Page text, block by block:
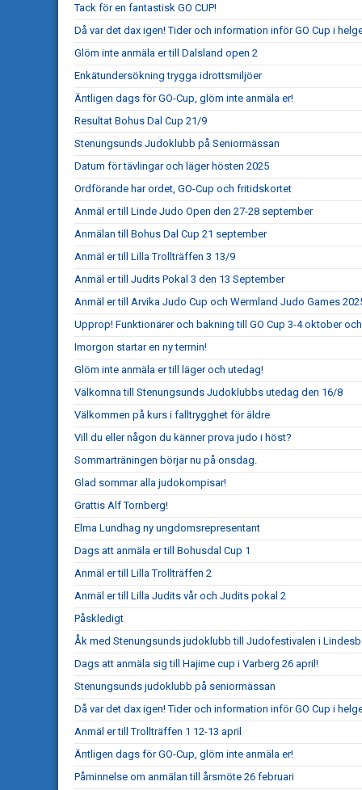
Tack för en fantastisk GO CUP!
Då var det dax igen! Tider och information inför GO Cup i
Glöm inte anmäla er till Dalsland open 2
Enkätundersökning trygga idrottsmiljöer
Äntligen dags för GO-Cup, glöm inte anmäla er!
Resultat Bohus Dal Cup 21/9
Stenungsunds Judoklubb på Seniormässan
Datum för tävlingar och läger hösten 2025
Ordförande har ordet, GO-Cup och fritidskortet
Anmäl er till Linde Judo Open den 27-28 september
Anmälan till Bohus Dal Cup 21 september
Anmäl er till Lilla Trollträffen 3 13/9
Anmäl er till Judits Pokal 3 den 13 September
Anmäl er till Arvika Judo Cup och Wermland Judo Games
Upprop! Funktionärer och bakning till GO Cup 3-4 oktober
Imorgon startar en ny termin!
Glöm inte anmäla er till läger och utedag!
Välkomna till Stenungsunds Judoklubbs utedag den 16/8
Välkommen på kurs i falltrygghet för äldre
Vill du eller någon du känner prova judo i höst?
Sommarträningen börjar nu på onsdag.
Glad sommar alla judokompisar!
Grattis Alf Tornberg!
Elma Lundhag ny ungdomsrepresentant
Dags att anmäla er till Bohusdal Cup 1
Anmäl er till Lilla Trollträffen 2
Anmäl er till Lilla Judits vår och Judits pokal 2
Påskledigt
Åk med Stenungsunds judoklubb till Judofestivalen i
Dags att anmäla sig till Hajime cup i Varberg 26 april!
Stenungsunds judoklubb på seniormässan
Då var det dax igen! Tider och information inför GO Cup i
Anmäl er till Trollträffen 1 12-13 april
Äntligen dags för GO-Cup, glöm inte anmäla er!
Påminnelse om anmälan till årsmöte 26 februari